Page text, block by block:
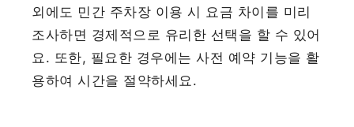
외에도 민간 주차장 이용 시 요금 차이를 미리
조사하면 경제적으로 유리한 선택을 할 수 있어
요. 또한, 필요한 경우에는 사전 예약 기능을 활
용하여 시간을 절약하세요.